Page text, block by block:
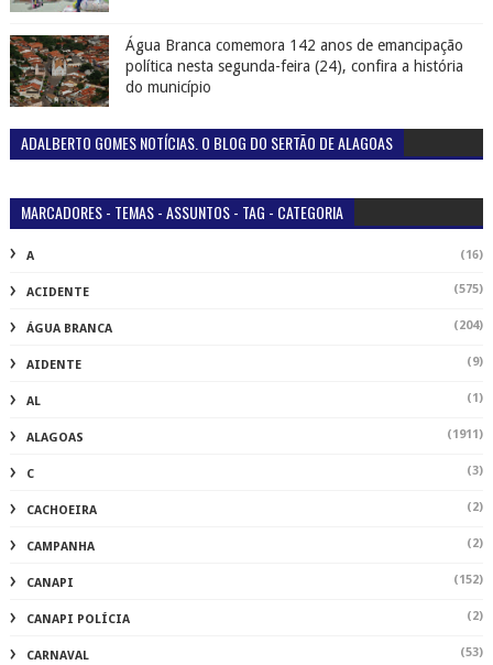
Água Branca comemora 142 anos de emancipação
política nesta segunda-feira (24), confira a história
do município
ADALBERTO GOMES NOTÍCIAS. O BLOG DO SERTÃO DE ALAGOAS
MARCADORES - TEMAS - ASSUNTOS - TAG - CATEGORIA
A (16)
ACIDENTE (575)
ÁGUA BRANCA (204)
AIDENTE (9)
AL (1)
ALAGOAS (1911)
C (3)
CACHOEIRA (2)
CAMPANHA (2)
CANAPI (152)
CANAPI POLÍCIA (2)
CARNAVAL (53)